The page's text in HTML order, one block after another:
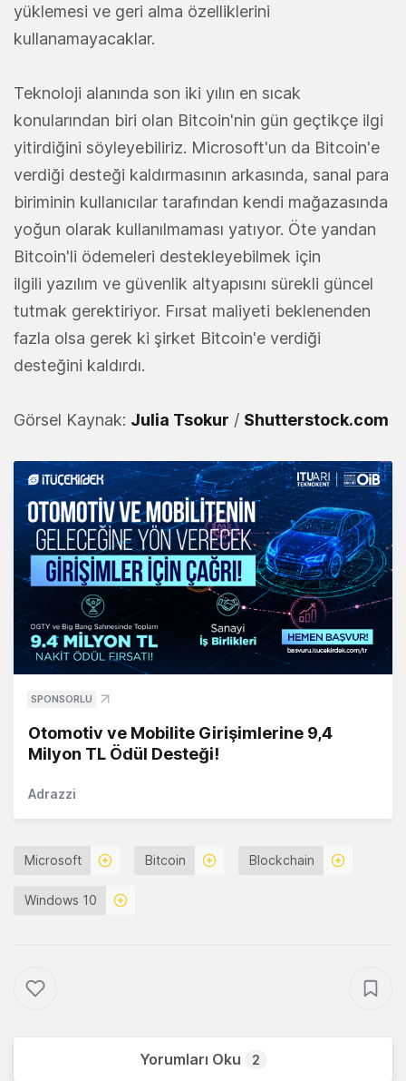
yüklemesi ve geri alma özelliklerini
kullanamayacaklar.
Teknoloji alanında son iki yılın en sıcak
konularından biri olan Bitcoin'nin gün geçtikçe ilgi
yitirdiğini söyleyebiliriz. Microsoft'un da Bitcoin'e
verdiği desteği kaldırmasının arkasında, sanal para
biriminin kullanıcılar tarafından kendi mağazasında
yoğun olarak kullanılmaması yatıyor. Öte yandan
Bitcoin'li ödemeleri destekleyebilmek için
ilgili yazılım ve güvenlik altyapısını sürekli güncel
tutmak gerektiriyor. Fırsat maliyeti beklenenden
fazla olsa gerek ki şirket Bitcoin'e verdiği
desteğini kaldırdı.
Görsel Kaynak: Julia Tsokur / Shutterstock.com
SPONSORLU
Otomotiv ve Mobilite Girişimlerine 9,4
Milyon TL Ödül Desteği!
Adrazzi
Microsoft Bitcoin Blockchain
Windows 10
Yorumları Oku 2